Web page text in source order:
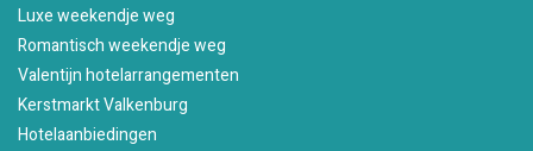
Luxe weekendje weg
Romantisch weekendje weg
Valentijn hotelarrangementen
Kerstmarkt Valkenburg
Hotelaanbiedingen